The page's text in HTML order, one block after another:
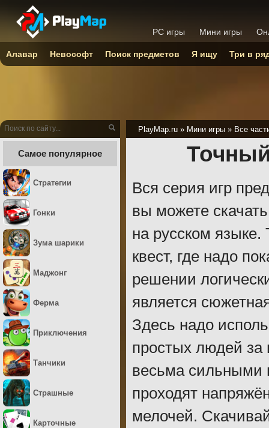
PlayMap.ru » Мини игры » Все
Вся серия игр
вы можете
на русском
квест, где надо
решении
является
Здесь надо
простых людей за
весьма сильными
проходят
мелочей.
Самое популярное
Стратегии
Гонки
Зума шарики
Маджонг
Ферма
Приключения
Танчики
Страшные
Карточные
PC игры Мини игры
Алавар Невософт Поиск предметов Я ищу Три в